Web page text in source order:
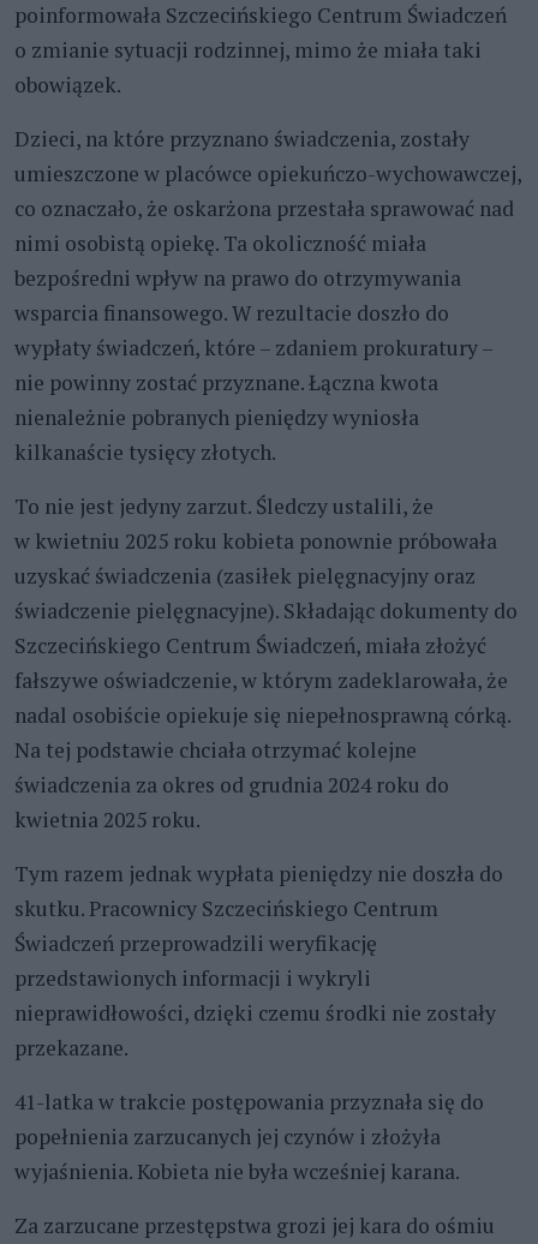
poinformowała Szczecińskiego Centrum Świadczeń
o zmianie sytuacji rodzinnej, mimo że miała taki
obowiązek.
Dzieci, na które przyznano świadczenia, zostały
umieszczone w placówce opiekuńczo-wychowawczej,
co oznaczało, że oskarżona przestała sprawować nad
nimi osobistą opiekę. Ta okoliczność miała
bezpośredni wpływ na prawo do otrzymywania
wsparcia finansowego. W rezultacie doszło do
wypłaty świadczeń, które – zdaniem prokuratury –
nie powinny zostać przyznane. Łączna kwota
nienależnie pobranych pieniędzy wyniosła
kilkanaście tysięcy złotych.
To nie jest jedyny zarzut. Śledczy ustalili, że
w kwietniu 2025 roku kobieta ponownie próbowała
uzyskać świadczenia (zasiłek pielęgnacyjny oraz
świadczenie pielęgnacyjne). Składając dokumenty do
Szczecińskiego Centrum Świadczeń, miała złożyć
fałszywe oświadczenie, w którym zadeklarowała, że
nadal osobiście opiekuje się niepełnosprawną córką.
Na tej podstawie chciała otrzymać kolejne
świadczenia za okres od grudnia 2024 roku do
kwietnia 2025 roku.
Tym razem jednak wypłata pieniędzy nie doszła do
skutku. Pracownicy Szczecińskiego Centrum
Świadczeń przeprowadzili weryfikację
przedstawionych informacji i wykryli
nieprawidłowości, dzięki czemu środki nie zostały
przekazane.
41-latka w trakcie postępowania przyznała się do
popełnienia zarzucanych jej czynów i złożyła
wyjaśnienia. Kobieta nie była wcześniej karana.
Za zarzucane przestępstwa grozi jej kara do ośmiu